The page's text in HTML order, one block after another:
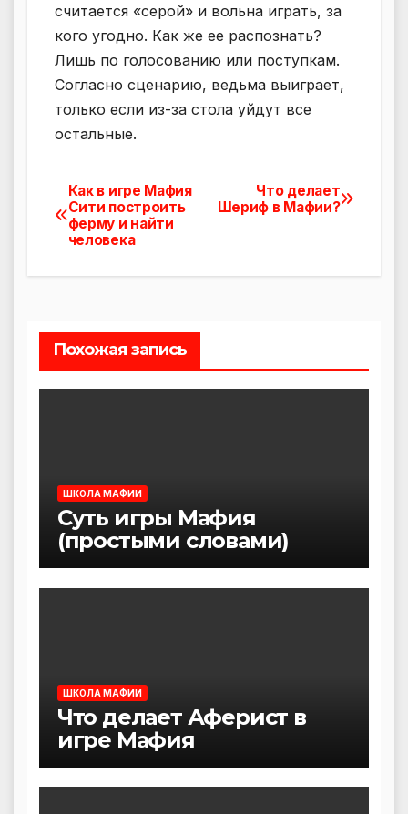
считается «серой» и вольна играть, за
кого угодно. Как же ее распознать?
Лишь по голосованию или поступкам.
Согласно сценарию, ведьма выиграет,
только если из-за стола уйдут все
остальные.
Навигация
по
записям
Что делает
Шериф в Мафии?
Как в игре Мафия
Сити построить
ферму и найти
человека
Похожая запись
ШКОЛА МАФИИ
Суть игры Мафия
(простыми словами)
ШКОЛА МАФИИ
Что делает Аферист в
игре Мафия